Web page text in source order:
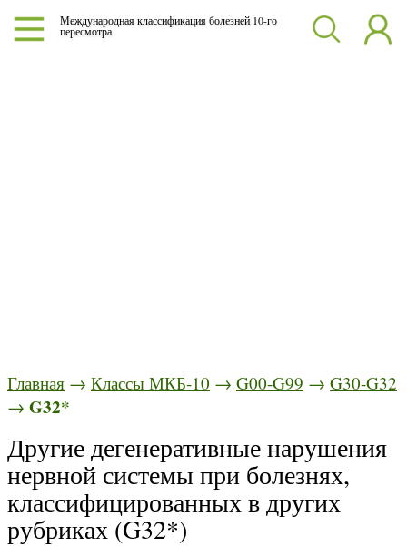
Международная классификация болезней 10-го
пересмотра
Главная → Классы МКБ-10 → G00-G99 → G30-G32
→ G32*
Другие дегенеративные нарушения
нервной системы при болезнях,
классифицированных в других
рубриках (G32*)